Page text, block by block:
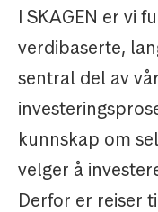
I SKAGEN er vi
verdibaserte,
sentral del av
kunnskap om
velger å
Derfor er reiser